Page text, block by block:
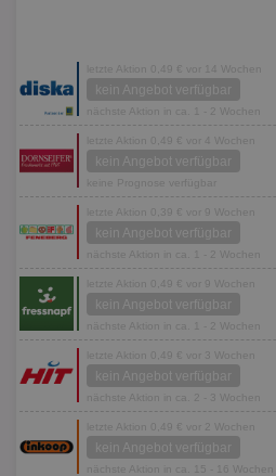
letzte Aktion 0,49 € vor 14 Wochen
kein Angebot verfügbar
nächste Aktion in ca. 1 - 2 Wochen
letzte Aktion 0,49 € vor 4 Wochen
kein Angebot verfügbar
keine Prognose verfügbar
letzte Aktion 0,39 € vor 9 Wochen
kein Angebot verfügbar
nächste Aktion in ca. 1 - 2 Wochen
letzte Aktion 0,49 € vor 9 Wochen
kein Angebot verfügbar
nächste Aktion in ca. 1 - 2 Wochen
letzte Aktion 0,49 € vor 3 Wochen
kein Angebot verfügbar
nächste Aktion in ca. 2 - 3 Wochen
letzte Aktion 0,49 € vor 2 Wochen
kein Angebot verfügbar
nächste Aktion in ca. 15 - 16 Wochen